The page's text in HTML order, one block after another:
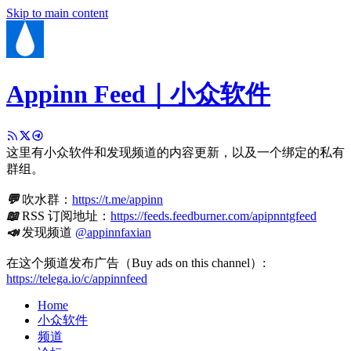
Skip to main content
Appinn Feed｜小众软件
这里有小众软件和发现频道的内容更新，以及一个绑定的私有
群组。
💬吹水群： https://t.me/appinn
📖RSS 订阅地址： https://feeds.feedburner.com/apipnntgfeed
📣发现频道 @appinnfaxian
在这个频道发布广告（Buy ads on this channel）:
https://telega.io/c/appinnfeed
Home
小众软件
频道